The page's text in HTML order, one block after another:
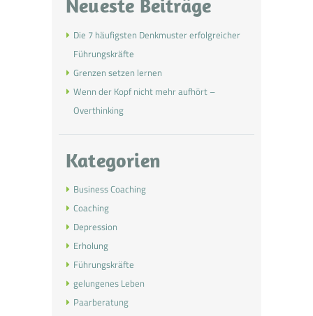
Neueste Beiträge
Die 7 häufigsten Denkmuster erfolgreicher
Führungskräfte
Grenzen setzen lernen
Wenn der Kopf nicht mehr aufhört –
Overthinking
Kategorien
Business Coaching
Coaching
Depression
Erholung
Führungskräfte
gelungenes Leben
Paarberatung